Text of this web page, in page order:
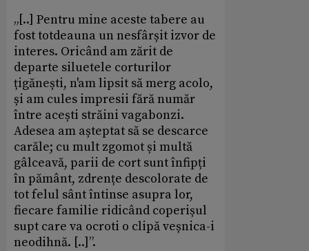
„[..] Pentru mine aceste tabere au
fost totdeauna un nesfârșit izvor de
interes. Oricând am zărit de
departe siluetele corturilor
țigănești, n'am lipsit să merg acolo,
și am cules impresii fără număr
între acești străini vagabonzi.
Adesea am așteptat să se descarce
carăle; cu mult zgomot și multă
gâlceavă, parii de cort sunt înfipți
în pământ, zdrențe descolorate de
tot felul sânt întinse asupra lor,
fiecare familie ridicând coperișul
supt care va ocroti o clipă veșnica-i
neodihnă. [..]”.